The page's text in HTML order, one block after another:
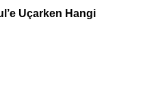
Uçarken Hangi